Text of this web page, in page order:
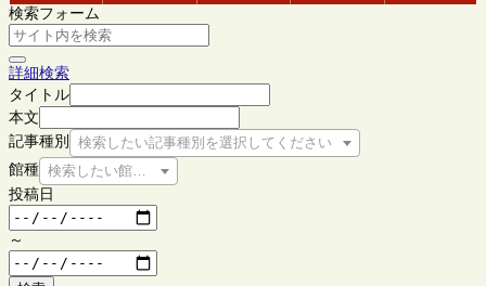
検索フォーム
詳細検索
タイトル
本文
記事種別
検索したい記事種別を選択してください
館種 検索したい館種を選択してください
投稿日
～